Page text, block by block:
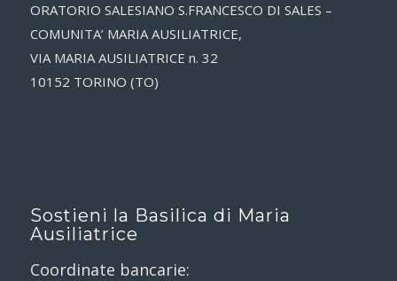
ORATORIO SALESIANO S.FRANCESCO DI SALES –
COMUNITA’ MARIA AUSILIATRICE,
VIA MARIA AUSILIATRICE n. 32
10152 TORINO (TO)
Sostieni la Basilica di Maria
Ausiliatrice
Coordinate bancarie: